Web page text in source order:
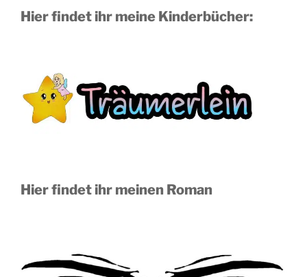
Hier findet ihr meine Kinderbücher:
Hier findet ihr meinen Roman